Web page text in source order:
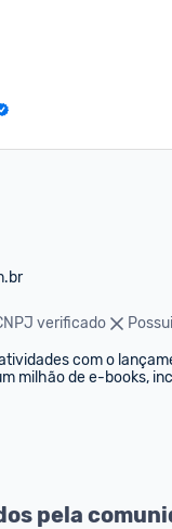
verificado
com o
milhão de e-books,
pela